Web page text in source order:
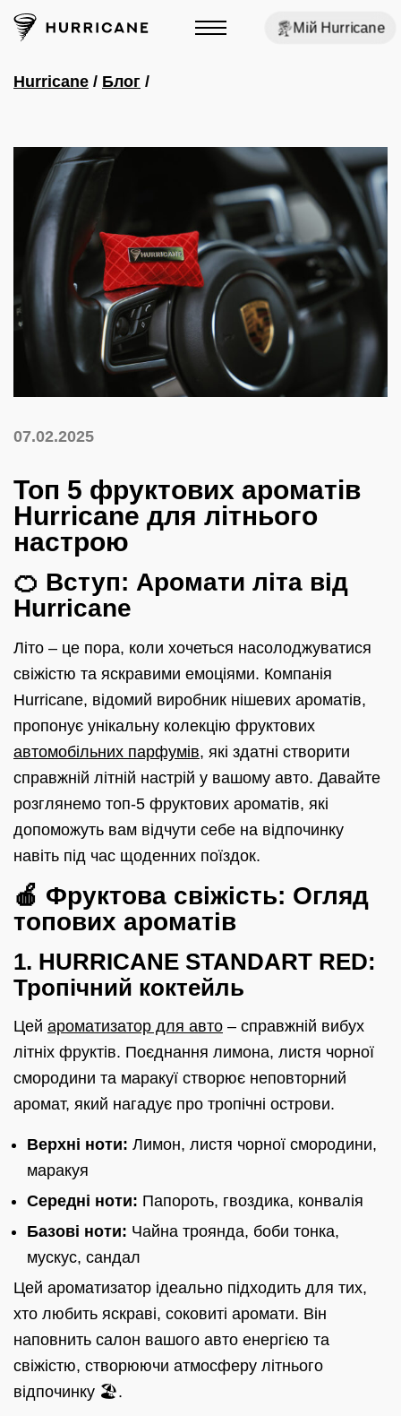
Мій Hurricane
Hurricane / Блог /
07.02.2025
Топ 5 фруктових ароматів
Hurricane для літнього
настрою
🍊 Вступ: Аромати літа від
Hurricane
Літо – це пора, коли хочеться насолоджуватися
свіжістю та яскравими емоціями. Компанія
Hurricane, відомий виробник нішевих ароматів,
пропонує унікальну колекцію фруктових
автомобільних парфумів, які здатні створити
справжній літній настрій у вашому авто. Давайте
розглянемо топ-5 фруктових ароматів, які
допоможуть вам відчути себе на відпочинку
навіть під час щоденних поїздок.
🍎 Фруктова свіжість: Огляд
топових ароматів
1. HURRICANE STANDART RED:
Тропічний коктейль
Цей ароматизатор для авто – справжній вибух
літніх фруктів. Поєднання лимона, листя чорної
смородини та маракуї створює неповторний
аромат, який нагадує про тропічні острови.
Верхні ноти: Лимон, листя чорної смородини,
маракуя
Середні ноти: Папороть, гвоздика, конвалія
Базові ноти: Чайна троянда, боби тонка,
мускус, сандал
Цей ароматизатор ідеально підходить для тих,
хто любить яскраві, соковиті аромати. Він
наповнить салон вашого авто енергією та
свіжістю, створюючи атмосферу літнього
відпочинку 🏖️.